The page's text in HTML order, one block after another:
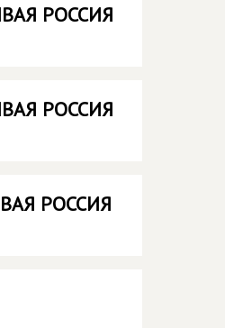
РОССИЯ
РОССИЯ
РОССИЯ